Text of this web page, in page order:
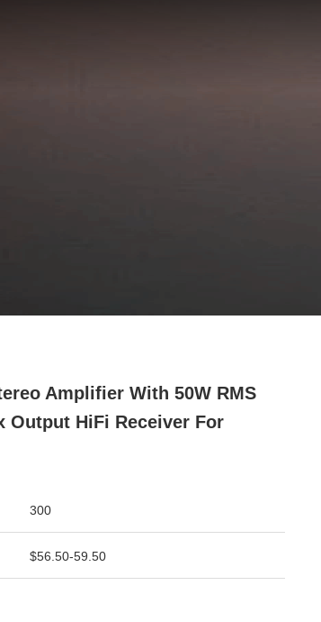
Amplifier With 50W RMS
Output HiFi Receiver For
300
$56.50-59.50